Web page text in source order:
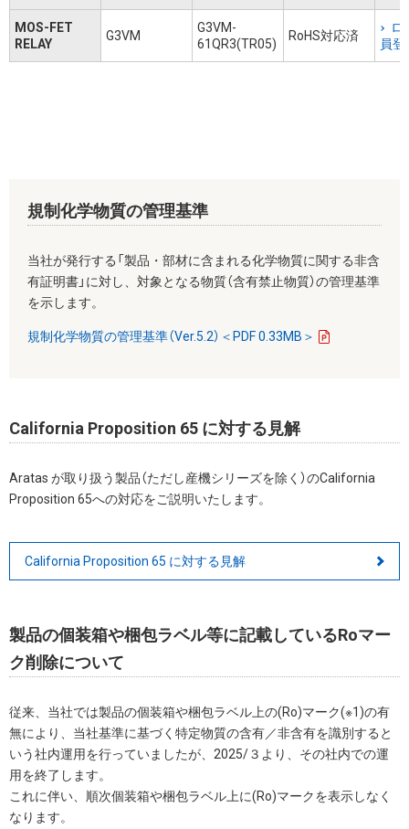
MOS-FET
RELAY
G3VM
G3VM-
61QR3(TR05)
RoHS対応済
ロ
員登
規制化学物質の管理基準
当社が発行する「製品・部材に含まれる化学物質に関する非含
有証明書」に対し、対象となる物質（含有禁止物質）の管理基準
を示します。
規制化学物質の管理基準（Ver.5.2）＜PDF 0.33MB＞
California Proposition 65 に対する見解
Aratas が取り扱う製品（ただし産機シリーズを除く）のCalifornia
Proposition 65への対応をご説明いたします。
California Proposition 65 に対する見解
製品の個装箱や梱包ラベル等に記載しているRoマー
ク削除について
従来、当社では製品の個装箱や梱包ラベル上の(Ro)マーク(※1)の有
無により、当社基準に基づく特定物質の含有／非含有を識別すると
いう社内運用を行っていましたが、2025/３より、その社内での運
用を終了します。
これに伴い、順次個装箱や梱包ラベル上に(Ro)マークを表示しなく
なります。